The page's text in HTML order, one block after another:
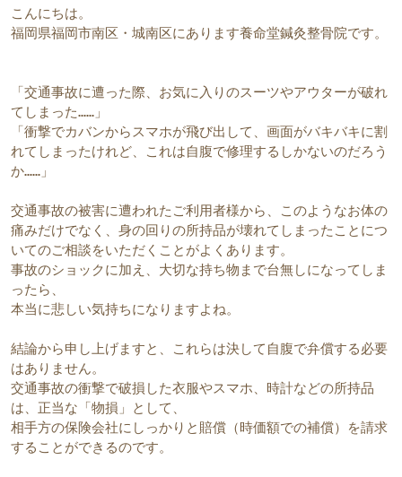
こんにちは。
福岡県福岡市南区・城南区にあります養命堂鍼灸整骨院です。
「交通事故に遭った際、お気に入りのスーツやアウターが破れ
てしまった……」
「衝撃でカバンからスマホが飛び出して、画面がバキバキに割
れてしまったけれど、これは自腹で修理するしかないのだろう
か……」
交通事故の被害に遭われたご利用者様から、このようなお体の
痛みだけでなく、身の回りの所持品が壊れてしまったことにつ
いてのご相談をいただくことがよくあります。
事故のショックに加え、大切な持ち物まで台無しになってしま
ったら、
本当に悲しい気持ちになりますよね。
結論から申し上げますと、これらは決して自腹で弁償する必要
はありません。
交通事故の衝撃で破損した衣服やスマホ、時計などの所持品
は、正当な「物損」として、
相手方の保険会社にしっかりと賠償（時価額での補償）を請求
することができるのです。